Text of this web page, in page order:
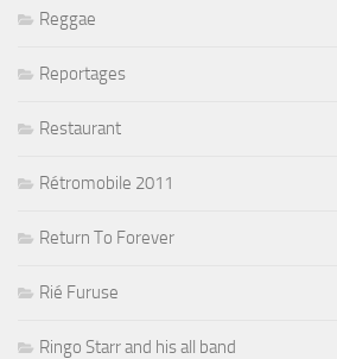
Reggae
Reportages
Restaurant
Rétromobile 2011
Return To Forever
Rié Furuse
Ringo Starr and his all band